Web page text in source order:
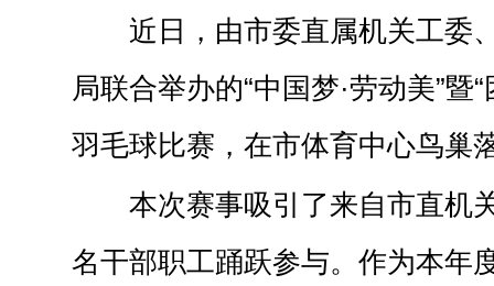
近日，由市委直属机关工委
局联合举办的“中国梦·劳动美”暨
羽毛球比赛，在市体育中心鸟巢
本次赛事吸引了来自市直机
名干部职工踊跃参与。作为本年